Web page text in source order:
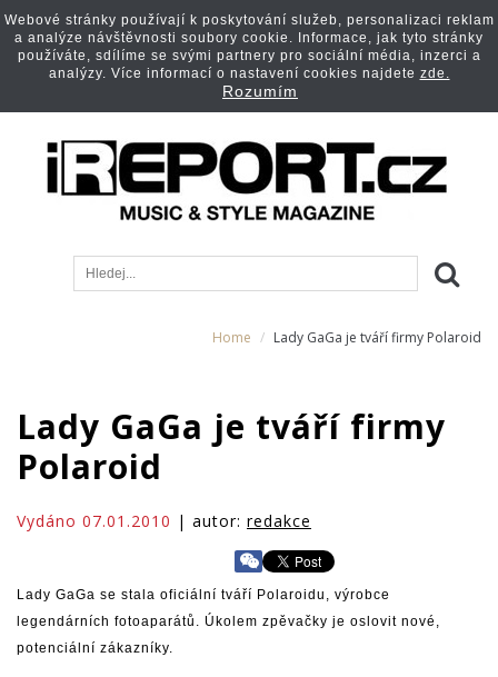
Home Lady GaGa je tváří firmy Polaroid
Lady GaGa je tváří firmy
Polaroid
Vydáno 07.01.2010 | autor: redakce
Lady GaGa se stala oficiální tváří Polaroidu, výrobce
legendárních fotoaparátů. Úkolem zpěvačky je oslovit nové,
potenciální zákazníky.
Webové stránky používají k poskytování služeb, personalizaci reklam
a analýze návštěvnosti soubory cookie. Informace, jak tyto stránky
používáte, sdílíme se svými partnery pro sociální média, inzerci a
analýzy. Více informací o nastavení cookies najdete zde.
Rozumím